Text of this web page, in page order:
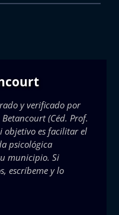
y verificado por
Betancourt(Céd. Prof.
objetivo es facilitar el
psicológica
municipio. Si
escríbeme y lo